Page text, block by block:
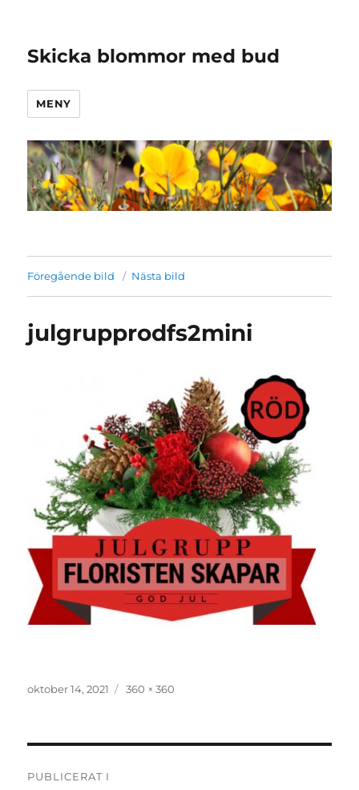
Skicka blommor med bud
MENY
Föregående bild Nästa bild
julgrupprodfs2mini
Publicerat
oktober 14, 2021
Full
360 × 360
PUBLICERAT I